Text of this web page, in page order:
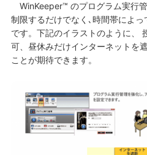
WinKeeper™ のプログラム実行
制限するだけでなく､時間帯によ
です。下記のイラストのように、
可、昼休みだけインターネットを
ことが期待できます。